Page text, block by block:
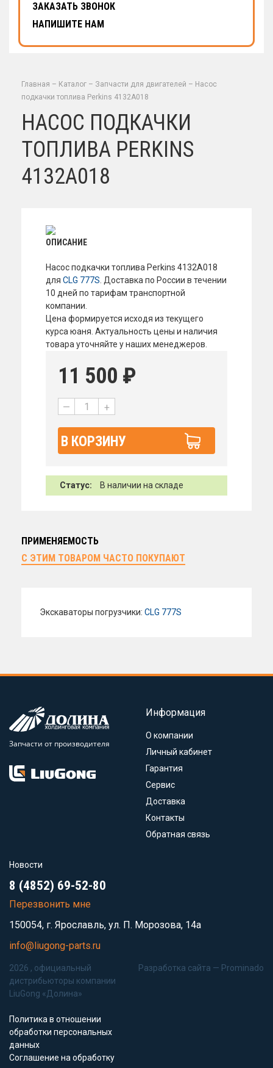
ЗАКАЗАТЬ ЗВОНОК
НАПИШИТЕ НАМ
Главная – Каталог – Запчасти для двигателей – Насос
подкачки топлива Perkins 4132A018
НАСОС ПОДКАЧКИ
ТОПЛИВА PERKINS
4132A018
ОПИСАНИЕ
Насос подкачки топлива Perkins 4132A018
для CLG 777S . Доставка по России в течении
10 дней по тарифам транспортной
компании.
Цена формируется исходя из текущего
курса юаня. Актуальность цены и наличия
товара уточняйте у наших менеджеров.
11 500 ₽
— +
В КОРЗИНУ
Статус: В наличии на складе
ПРИМЕНЯЕМОСТЬ
С ЭТИМ ТОВАРОМ ЧАСТО ПОКУПАЮТ
Экскаваторы погрузчики: CLG 777S
Запчасти от производителя
Информация
О компании
Личный кабинет
Гарантия
Сервис
Доставка
Контакты
Обратная связь
Новости
8 (4852) 69-52-80
Перезвонить мне
150054, г. Ярославль, ул. П. Морозова, 14а
info@liugong-parts.ru
2026 , официальный
дистрибьюторы компании
LiuGong «Долина»
Политика в отношении
обработки персональных
данных
Соглашение на обработку
Разработка сайта — Prominado